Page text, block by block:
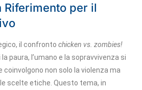
Riferimento per il
il confronto chicken vs. zombies!
paura, l’umano e la sopravvivenza si
non solo la violenza ma
scelte etiche. Questo tema, in